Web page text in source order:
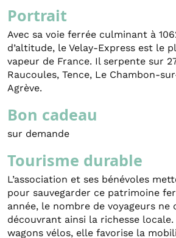
Portrait
Avec sa voie ferrée culminant à
d’altitude, le Velay-Express est le
vapeur de France. Il serpente sur
Raucoules, Tence, Le Chambon-
Agrève.
Bon cadeau
sur demande
Tourisme durable
L’association et ses bénévoles
pour sauvegarder ce patrimoine
année, le nombre de voyageurs ne
découvrant ainsi la richesse locale.
wagons vélos, elle favorise la